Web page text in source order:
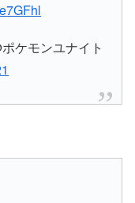
ケモンユナイト